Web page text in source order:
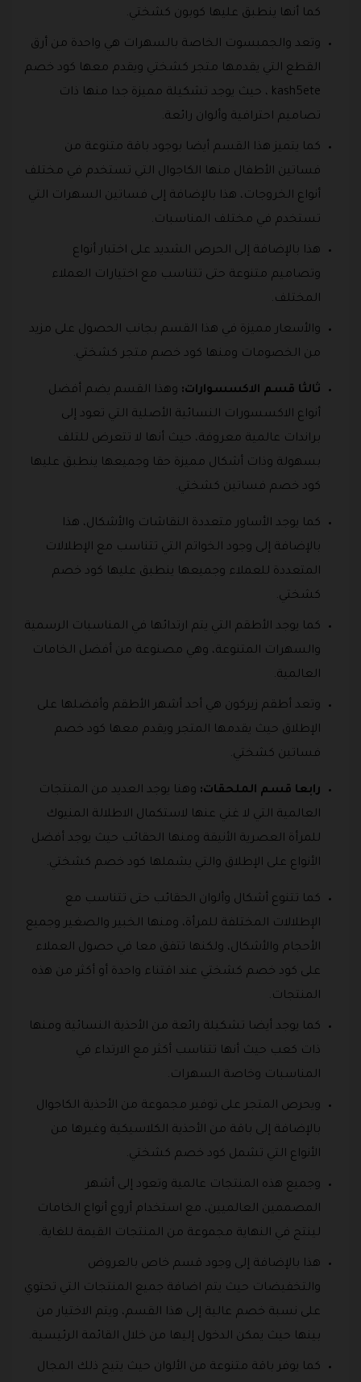
كما أنها ينطبق عليها كوبون كشختي.
وتعد والجمبسوت الخاصة بالسهرات هي واحدة من أرق
القطع التي يقدمها متجر كشختي ويقدم معها كود خصم
kash5ete ، حيث يوجد تشكيلة مميزة جدا منها ذات
تصاميم احترافية وألوان رائعة.
كما يتميز هذا القسم أيضا بوجود باقة متنوعة من
فساتين الأطفال منها الكاجوال التي تستخدم في مختلف
أنواع الخروجات، هذا بالإضافة إلى فساتين السهرات التي
تستخدم في مختلف المناسبات.
هذا بالإضافة إلى الحرص الشديد على اختبار أنواع
وتصاميم متنوعة حتى تتناسب مع اختيارات العملاء
المختلف.
والأسعار مميزة في هذا القسم بجانب الحصول على مزيد
من الخصومات ومنها كود خصم متجر كشختي.
ثالثا قسم الاكسسوارات: وهذا القسم يضم أفضل
أنواع الاكسسورات النسائية الأصلية التي تعود إلى
براندات عالمية معروفة، حيث أنها لا تتعرض للتلف
بسهولة وذات أشكال مميزة حقا وجميعها ينطبق عليها
كود خصم فساتين كشختي.
كما يوجد الأساور متعددة النقاشات والأشكال، هذا
بالإضافة إلى وجود الخواتم التي تتناسب مع الإطلالات
المتعددة للعملاء وجميعها ينطبق عليها كود خصم
كشختي.
كما يوجد الأطقم التي يتم ارتدائها في المناسبات الرسمية
والسهرات المتنوعة، وهي مصنوعة من أفضل الخامات
العالمية.
وتعد أطقم زيركون هي أحد أشهر الأطقم وأفضلها على
الإطلاق حيث يقدمها المتجر ويقدم معها كود خصم
فساتين كشختي.
رابعا قسم الملحقات: وهنا يوجد العديد من المنتجات
العالمية التي لا غني عنها لاستكمال الاطلالة المنيوك
للمرأة العصرية الأنيقة ومنها الحقائب حيث يوجد أفضل
الأنواع على الإطلاق والتي يشملها كود خصم كشختي.
كما تتنوع أشكال وألوان الحقائب حتى تتناسب مع
الإطلالات المختلفة للمرأة، ومنها الخبير والصغير وجميع
الأحجام والأشكال، ولكنها تتفق معا في حصول العملاء
على كود خصم كشختي عند اقتناء واحدة أو أكثر من هذه
المنتجات.
كما يوجد أيضا تشكيلة رائعة من الأحذية النسائية ومنها
ذات كعب حيث أنها تتناسب أكثر مع الارتداء في
المناسبات وخاصة السهرات.
ويحرص المتجر على توفير مجموعة من الأحذية الكاجوال
بالإضافة إلى باقة من الأحذية الكلاسيكية وغيرها من
الأنواع التي تشمل كود خصم كشختي.
وجميع هذه المنتجات عالمية وتعود إلى أشهر
المصممين العالميين، مع استخدام أروع أنواع الخامات
لينتج في النهاية مجموعة من المنتجات القيمة للغاية.
هذا بالإضافة إلى وجود قسم خاص بالعروض
والتخفيضات حيث يتم اضافة جميع المنتجات التي تحتوي
على نسبة خصم عالية إلى هذا القسم، ويتم الاختيار من
بينها حيث يمكن الدخول إليها من خلال القائمة الرئيسية.
كما يوفر باقة متنوعة من الألوان حيث يتيح ذلك المجال